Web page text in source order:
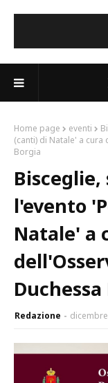
Home page eventi
(canti) di Natale' a
Borgia
l'evento
Natale' a
Redazione